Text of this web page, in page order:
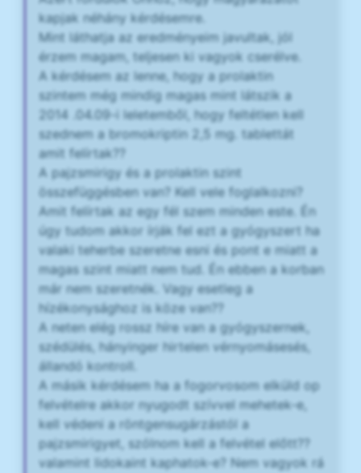
kapjak néhány kérdésemre.
Mint láthatja az eredményeim javultak, jól
érzem magam, teljesen ki vagyok cserélve.
A kérdésem az lenne, hogy a prolaktin
szintem még mindig magas mint látszik a
2014 .04.09-i leletemből, hogy feltétlen kell
szednem a bromokriptin 2,5 mg. tablettát
amit felírtak??
A pajzsmirigy és a prolaktin szint
összefüggésben van? Kell vele foglalkozni?
Amit felírtak az egy fél szem minden este. Én
úgy tudom akkor írják fel ezt a gyógyszert ha
valaki teherbe szeretne esni és pont e miatt a
magas szint miatt nem tud. Én ebben a korban
már nem szeretnék. Vagy esetleg a
hízékonysághoz is köze van??
A neten elég rossz híre van a gyógyszernek,
szédülés, hányinger hirtelen vérnyomásesés,
állandó kontroll.
A másik kérdésem ha a fogorvosom elküld op
felvételre akkor nyugodt szívvel mehetek-e,
kell védeni a röntgensugárzástól a
pajzsmirigyet, szólnom kell a felvétel előtt??
valamint lidokaint kaphatok-e? Nem vagyok rá